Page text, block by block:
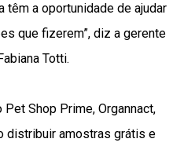
têm a oportunidade de ajudar
que fizerem”, diz a gerente
Totti.
Shop Prime, Organnact,
distribuir amostras grátis e